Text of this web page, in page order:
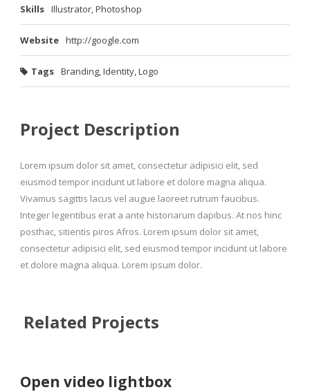
Skills Illustrator, Photoshop
Website http://google.com
Tags Branding,Identity,Logo
Project Description
Lorem ipsum dolor sit amet, consectetur adipisici elit, sed
eiusmod tempor incidunt ut labore et dolore magna aliqua.
Vivamus sagittis lacus vel augue laoreet rutrum faucibus.
Integer legentibus erat a ante historiarum dapibus. At nos hinc
posthac, sitientis piros Afros. Lorem ipsum dolor sit amet,
consectetur adipisici elit, sed eiusmod tempor incidunt ut labore
et dolore magna aliqua. Lorem ipsum dolor.
Related Projects
Open video lightbox